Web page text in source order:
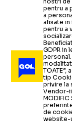
pentru a
a
afisate
pentru a
GDPR in
tip
privire la
Vendor-ii
MODIFIC
de
website-